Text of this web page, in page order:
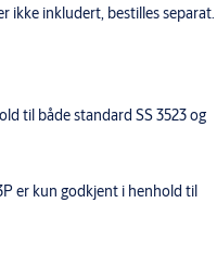
ikke inkludert, bestilles separat.
til både standard SS 3523 og
er kun godkjent i henhold til